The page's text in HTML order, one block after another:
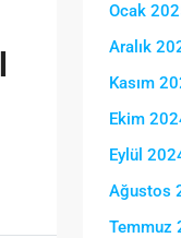
Ocak
Aralık
Kasım
Ekim
Eylül
Ağustos
Temmuz